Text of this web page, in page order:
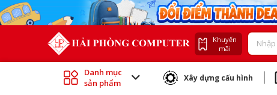
Khuyến
mãi
Danh mục
sản phẩm
Xây dựng cấu hình